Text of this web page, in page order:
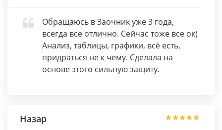
Обращаюсь в Заочник уже 3 года,
всегда все отлично. Сейчас тоже все ок)
Анализ, таблицы, графики, всё есть,
придраться не к чему. Сделала на
основе этого сильную защиту.
Назар